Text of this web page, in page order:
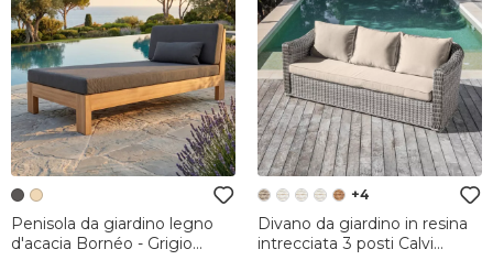
Penisola da giardino legno
d'acacia Bornéo - Grigio
+4
Divano da giardino in resina
intrecciata 3 posti Calvi